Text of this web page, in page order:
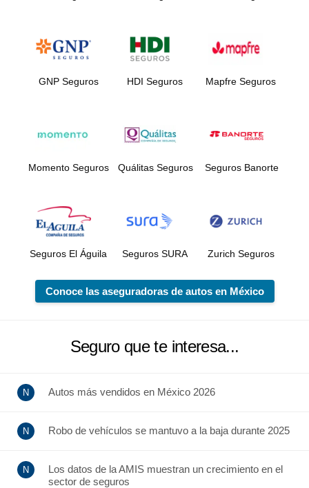
GNP Seguros HDI Seguros Mapfre Seguros
Momento Seguros Quálitas Seguros Seguros Banorte
Seguros El Águila Seguros SURA Zurich Seguros
Conoce las aseguradoras de autos en México
Seguro que te interesa...
Autos más vendidos en México 2026
Robo de vehículos se mantuvo a la baja durante 2025
Los datos de la AMIS muestran un crecimiento en el
sector de seguros